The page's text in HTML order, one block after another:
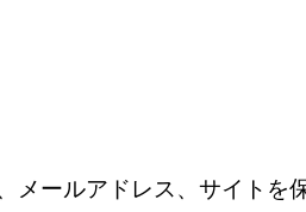
ールアドレス、サイトを